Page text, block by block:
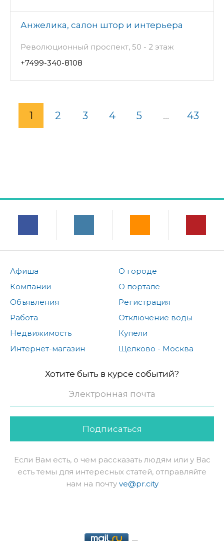
Анжелика, салон штор и интерьера
Революционный проспект, 50 - 2 этаж
+7499-340-8108
1 2 3 4 5 ... 43
Афиша
Компании
Объявления
Работа
Недвижимость
Интернет-магазин
О городе
О портале
Регистрация
Отключение воды
Купели
Щёлково - Москва
Хотите быть в курсе событий?
Подписаться
Если Вам есть, о чем рассказать людям или у Вас
есть темы для интересных статей, отправляйте
нам на почту ve@pr.city